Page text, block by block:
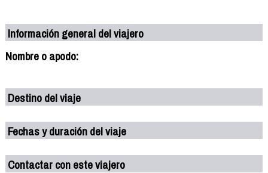
Información general del viajero
Nombre o apodo:
Destino del viaje
Fechas y duración del viaje
Contactar con este viajero